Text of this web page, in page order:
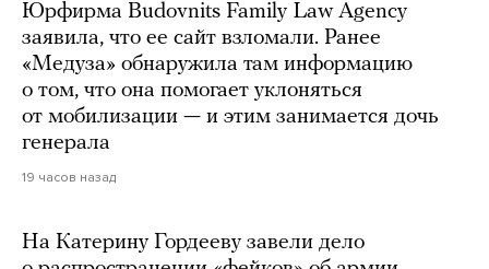
Юрфирма Budovnits Family Law Agency
заявила, что ее сайт взломали. Ранее
«Медуза» обнаружила там информацию
о том, что она помогает уклоняться
от мобилизации — и этим занимается дочь
генерала
19 часов назад
На Катерину Гордееву завели дело